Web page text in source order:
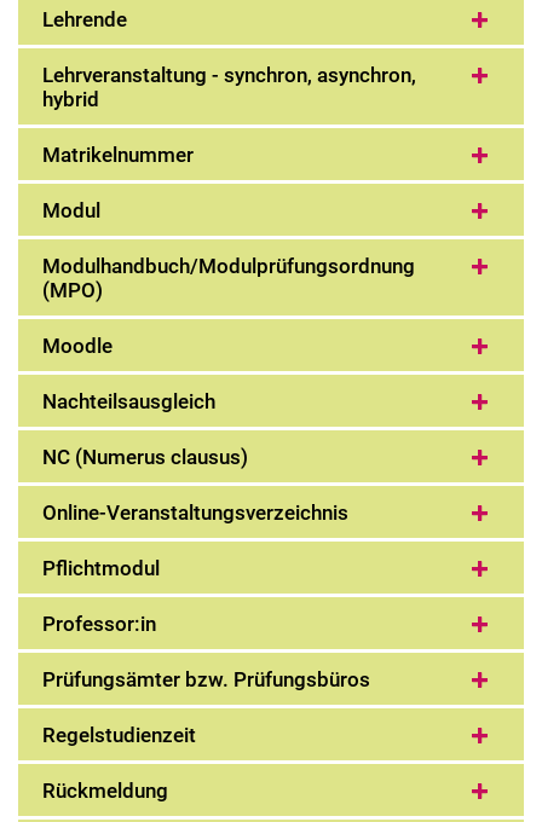
Lehrende
Lehrveranstaltung - synchron, asynchron,
hybrid
Matrikelnummer
Modul
Modulhandbuch/Modulprüfungsordnung
(MPO)
Moodle
Nachteilsausgleich
NC (Numerus clausus)
Online-Veranstaltungsverzeichnis
Pflichtmodul
Professor:in
Prüfungsämter bzw. Prüfungsbüros
Regelstudienzeit
Rückmeldung